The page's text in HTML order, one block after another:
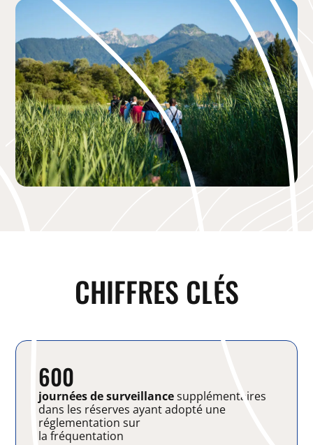
CHIFFRES CLÉS
600
journées de surveillancesupplémentaires
dans les réserves ayant adopté une
réglementation sur
la fréquentation